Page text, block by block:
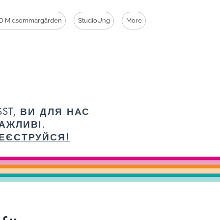
Midsommargården StudioUng More
ВИ ДЛЯ НАС